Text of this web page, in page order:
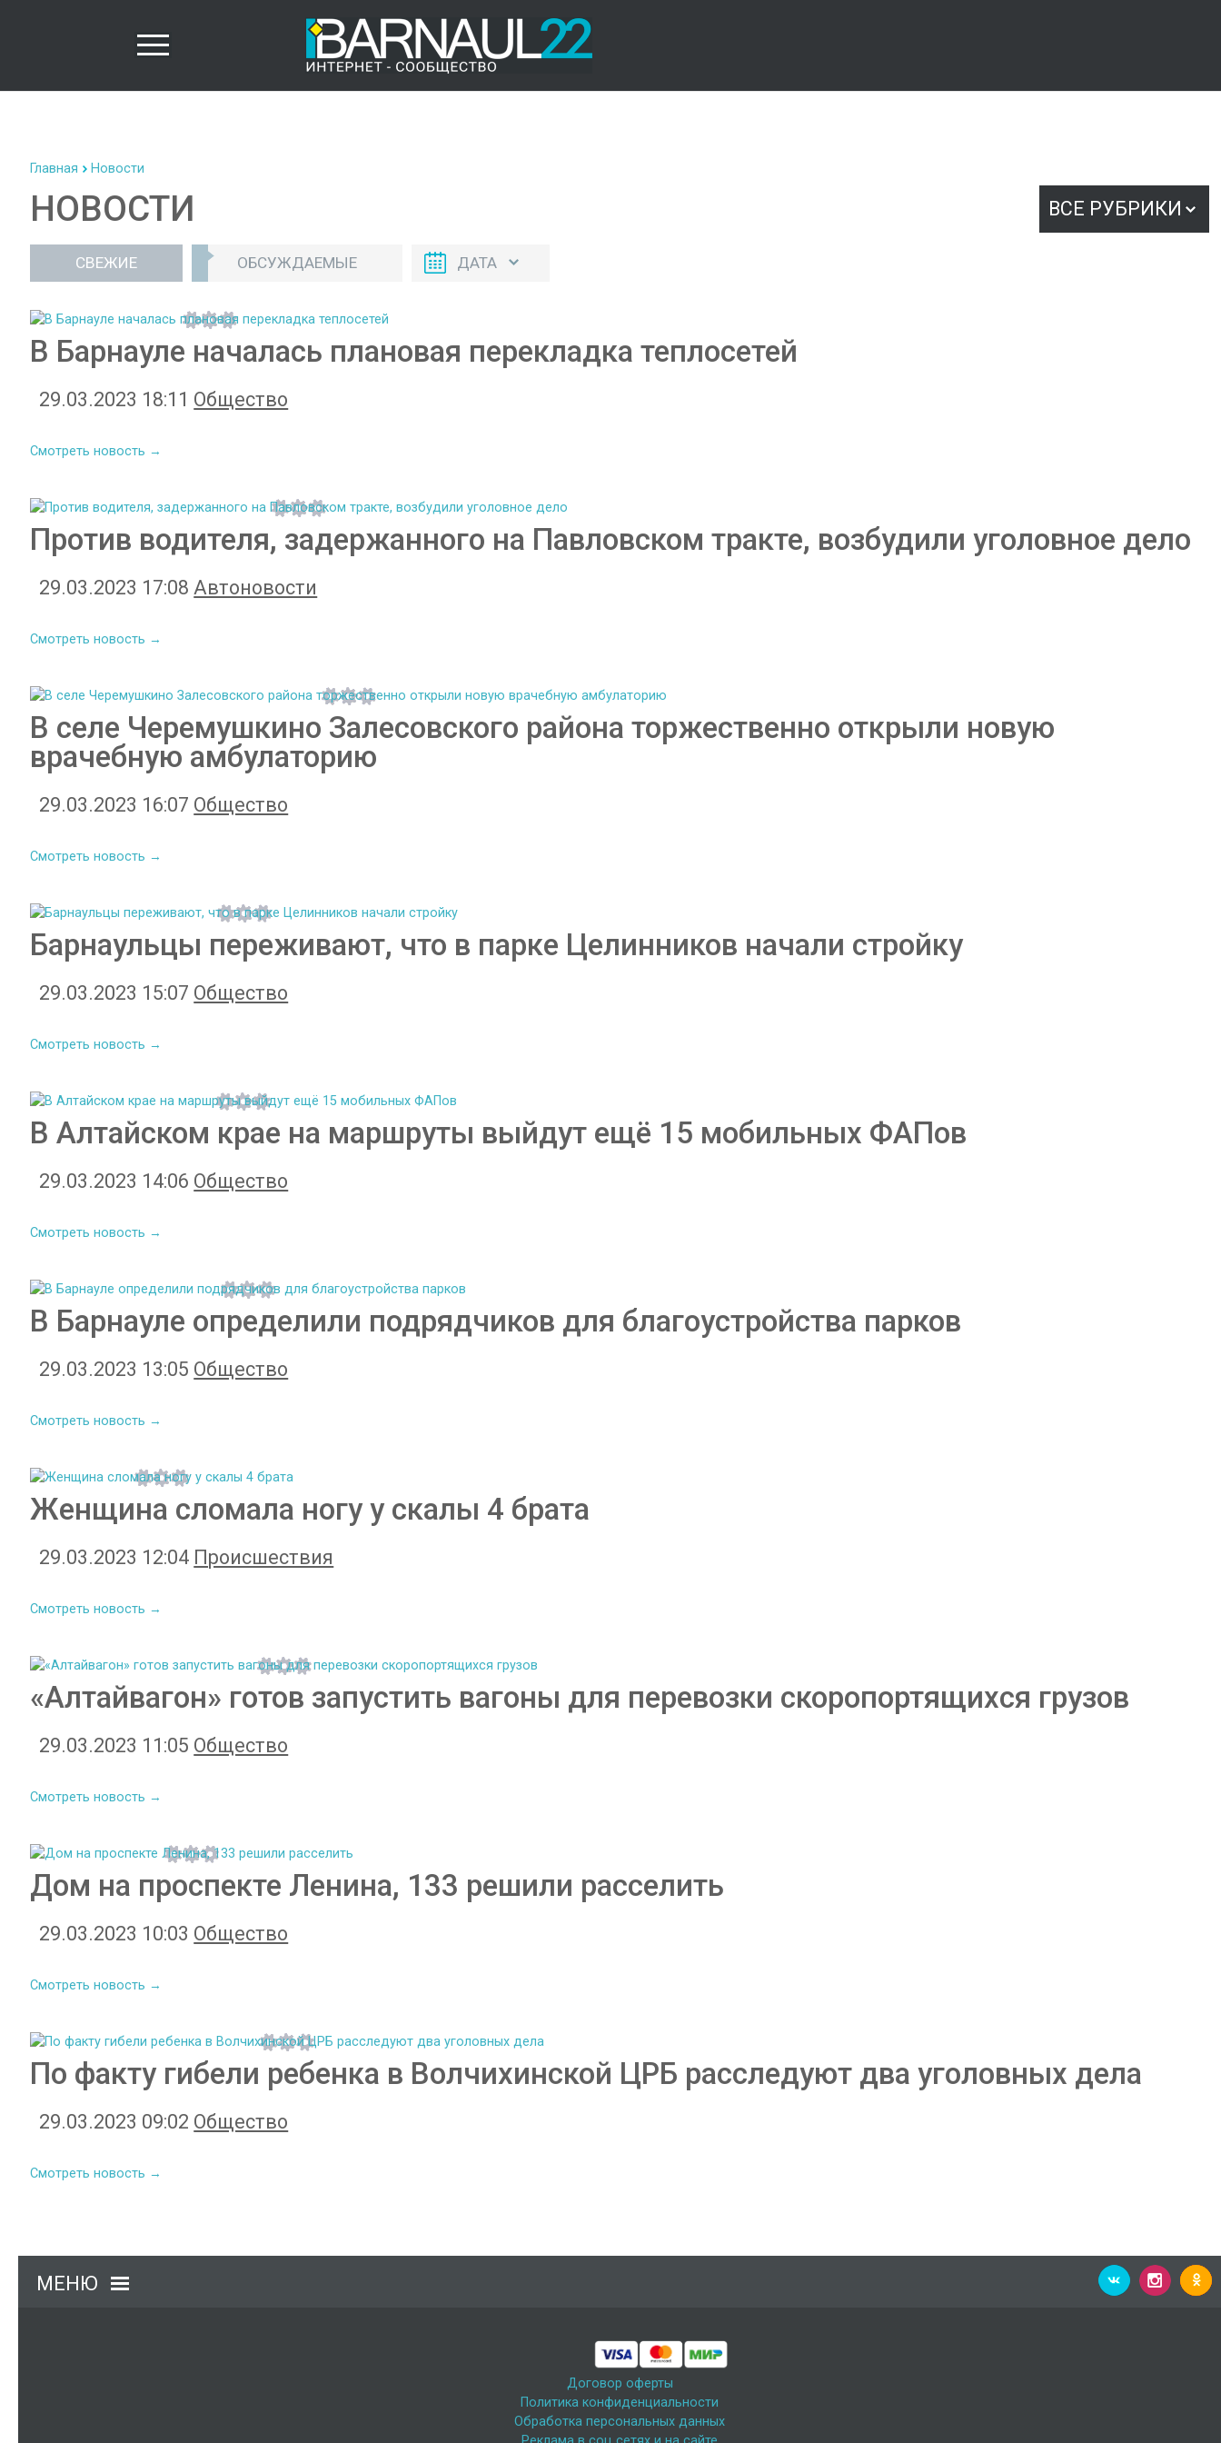
Главная Новости
НОВОСТИ ВСЕ РУБРИКИ
СВЕЖИЕ ОБСУЖДАЕМЫЕ ДАТА
В Барнауле началась плановая перекладка теплосетей
29.03.2023 18:11 Общество
Смотреть новость →
Против водителя, задержанного на Павловском тракте, возбудили уголовное дело
29.03.2023 17:08Автоновости
Смотреть новость →
В селе Черемушкино Залесовского района торжественно открыли новую
врачебную амбулаторию
29.03.2023 16:07 Общество
Смотреть новость →
Барнаульцы переживают, что в парке Целинников начали стройку
29.03.2023 15:07 Общество
Смотреть новость →
В Алтайском крае на маршруты выйдут ещё 15 мобильных ФАПов
29.03.2023 14:06 Общество
Смотреть новость →
В Барнауле определили подрядчиков для благоустройства парков
29.03.2023 13:05 Общество
Смотреть новость →
Женщина сломала ногу у скалы 4 брата
29.03.2023 12:04 Происшествия
Смотреть новость →
«Алтайвагон» готов запустить вагоны для перевозки скоропортящихся грузов
29.03.2023 11:05 Общество
Смотреть новость →
Дом на проспекте Ленина, 133 решили расселить
29.03.2023 10:03 Общество
Смотреть новость →
По факту гибели ребенка в Волчихинской ЦРБ расследуют два уголовных дела
29.03.2023 09:02 Общество
Смотреть новость →
МЕНЮ
Договор оферты
Политика конфиденциальности
Обработка персональных данных